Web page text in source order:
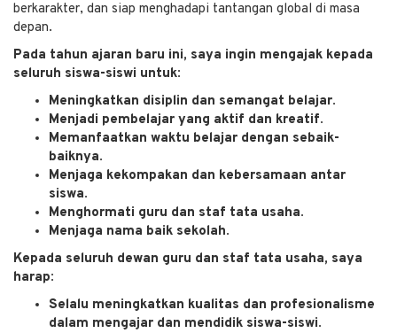
berkarakter, dan siap menghadapi tantangan global di masa
depan.
Pada tahun ajaran baru ini, saya ingin mengajak kepada
seluruh siswa-siswi untuk:
Meningkatkan disiplin dan semangat belajar.
Menjadi pembelajar yang aktif dan kreatif.
Memanfaatkan waktu belajar dengan sebaik-
baiknya.
Menjaga kekompakan dan kebersamaan antar
siswa.
Menghormati guru dan staf tata usaha.
Menjaga nama baik sekolah.
Kepada seluruh dewan guru dan staf tata usaha, saya
harap:
Selalu meningkatkan kualitas dan profesionalisme
dalam mengajar dan mendidik siswa-siswi.